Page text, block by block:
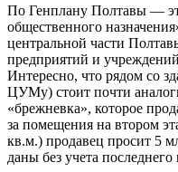
По Генплану Полтавы —
общественного
центральной части
предприятий и
Интересно, что рядом со
ЦУМу) стоит почти
«брежневка», которое
за помещения на втором
кв.м.) продавец просит 5
даны без учета